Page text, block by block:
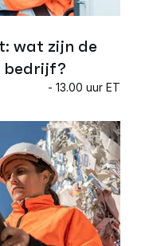
wat zijn de
bedrijf?
- 13.00 uur ET